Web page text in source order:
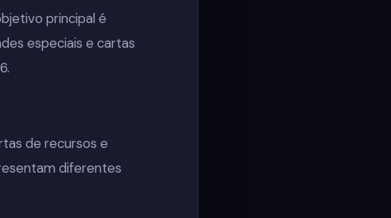
principal é
especiais e cartas
de recursos e
diferentes